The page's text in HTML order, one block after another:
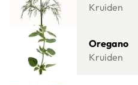
Kruiden
Oregano
Kruiden
Lees meer over Oregano